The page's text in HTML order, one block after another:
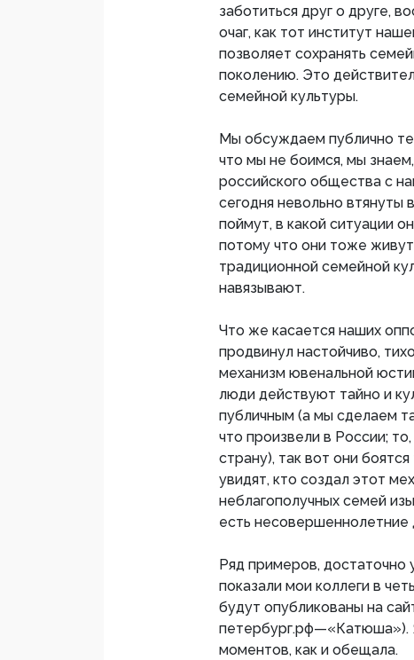
заботиться друг о друге,
очаг, как тот институт
позволяет сохранять
поколению. Это
семейной культуры.
Мы обсуждаем публично
что мы не боимся, мы
российского общества с
сегодня невольно втянуты
поймут, в какой ситуации
потому что они тоже
традиционной семейной
навязывают.
Что же касается наших
продвинул настойчиво,
механизм ювенальной
люди действуют тайно и
публичным (а мы сделаем
что произвели в России;
страну), так вот они
увидят, кто создал этот
неблагополучных семей
есть несовершеннолетние
Ряд примеров, достаточно
показали мои коллеги в
будут опубликованы на
петербург.рф—«Катюша»).
моментов, как и обещала.